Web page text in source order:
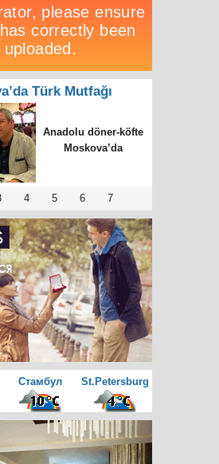
Türk Mutfağı
Anadolu döner-köfte
Moskova’da
4 5 6 7
Cтамбул St.Petersburg